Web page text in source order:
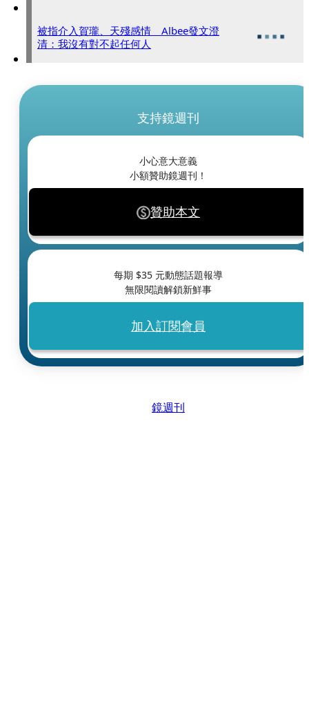
被指介入賀瓏、天殘感情 Albee發文澄
清：我沒有對不起任何人
支持鏡週刊
小心意大意義
小額贊助鏡週刊！
贊助本文
每期 $35 元動態話題報導
無限閱讀解鎖新鮮事
加入訂閱會員
鏡週刊